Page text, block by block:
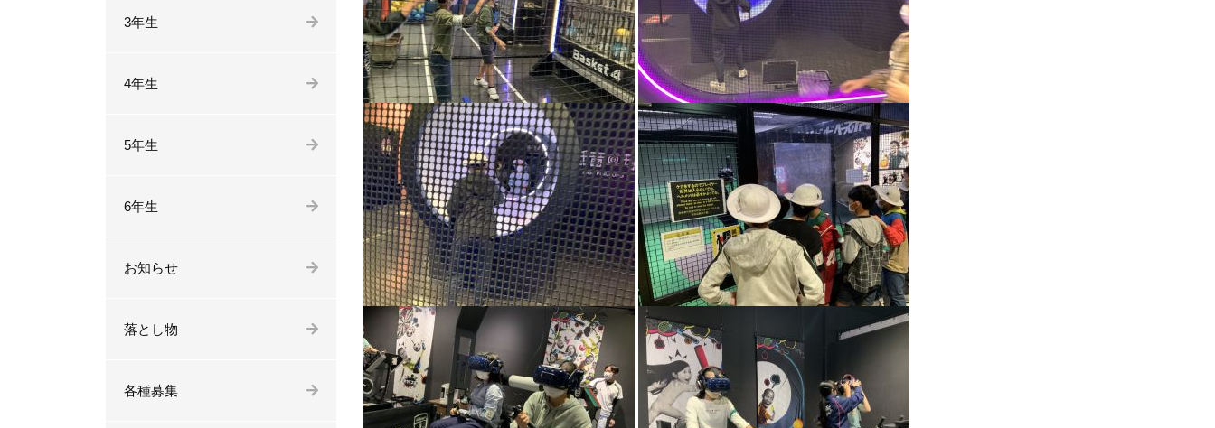
3年生
4年生
5年生
6年生
お知らせ
落とし物
各種募集